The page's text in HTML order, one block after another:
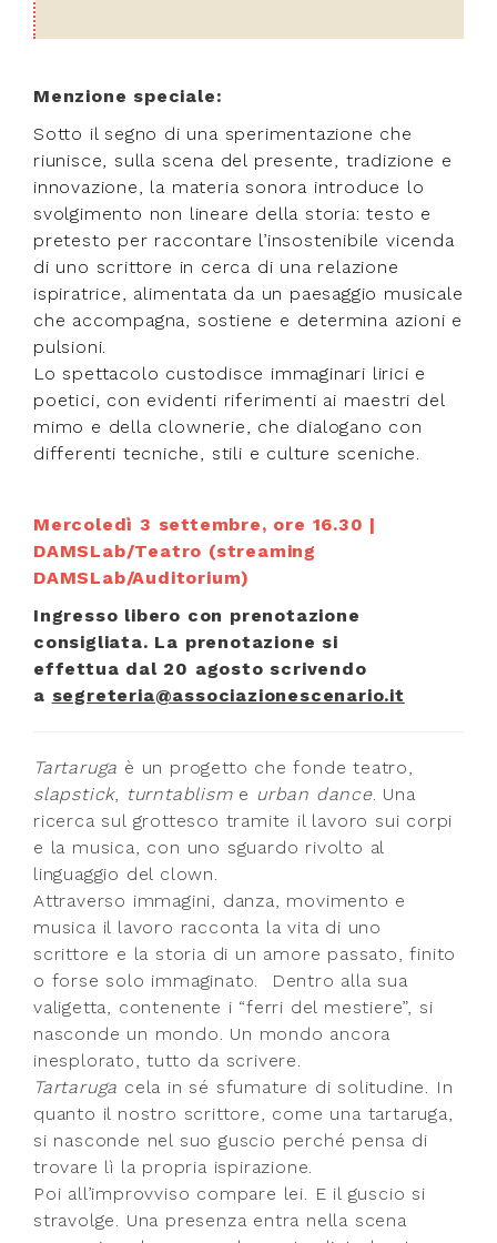
Menzione speciale:
Sotto il segno di una sperimentazione che
riunisce, sulla scena del presente, tradizione e
innovazione, la materia sonora introduce lo
svolgimento non lineare della storia: testo e
pretesto per raccontare l’insostenibile vicenda
di uno scrittore in cerca di una relazione
ispiratrice, alimentata da un paesaggio musicale
che accompagna, sostiene e determina azioni e
pulsioni.
Lo spettacolo custodisce immaginari lirici e
poetici, con evidenti riferimenti ai maestri del
mimo e della clownerie, che dialogano con
differenti tecniche, stili e culture sceniche.
Mercoledì 3 settembre, ore 16.30 |
DAMSLab/Teatro (streaming
DAMSLab/Auditorium)
Ingresso libero con prenotazione
consigliata. La prenotazione si
effettua dal 20 agosto scrivendo
a segreteria@associazionescenario.it
Tartaruga è un progetto che fonde teatro,
slapstick, turntablisme urban dance. Una
ricerca sul grottesco tramite il lavoro sui corpi
e la musica, con uno sguardo rivolto al
linguaggio del clown.
Attraverso immagini, danza, movimento e
musica il lavoro racconta la vita di uno
scrittore e la storia di un amore passato, finito
o forse solo immaginato. Dentro alla sua
valigetta, contenente i “ferri del mestiere”, si
nasconde un mondo. Un mondo ancora
inesplorato, tutto da scrivere.
Tartaruga cela in sé sfumature di solitudine. In
quanto il nostro scrittore, come una tartaruga,
si nasconde nel suo guscio perché pensa di
trovare lì la propria ispirazione.
Poi all’improvviso compare lei. E il guscio si
stravolge. Una presenza entra nella scena